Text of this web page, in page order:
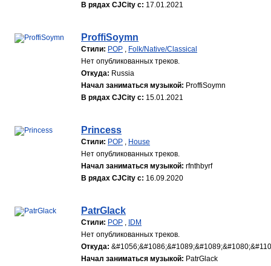
В рядах CJCity с: 17.01.2021
ProffiSoymn
Стили: POP , Folk/Native/Classical
Нет опубликованных треков.
Откуда: Russia
Начал заниматься музыкой: ProffiSoymn
В рядах CJCity с: 15.01.2021
Princess
Стили: POP , House
Нет опубликованных треков.
Начал заниматься музыкой: rfnthbyrf
В рядах CJCity с: 16.09.2020
PatrGlack
Стили: POP , IDM
Нет опубликованных треков.
Откуда:
Начал заниматься музыкой: PatrGlack